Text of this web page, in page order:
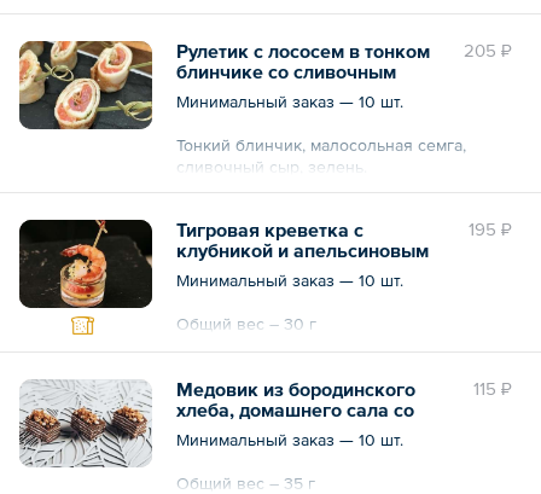
205 ₽
Рулетик с лососем в тонком
блинчике со сливочным
сыром
Минимальный заказ — 10 шт.
Тонкий блинчик, малосольная семга,
сливочный сыр, зелень.
195 ₽
Тигровая креветка с
клубникой и апельсиновым
гляссе
Минимальный заказ — 10 шт.
Общий вес – 30 г
115 ₽
Медовик из бородинского
хлеба, домашнего сала со
сливочным хреном
Минимальный заказ — 10 шт.
Общий вес – 35 г